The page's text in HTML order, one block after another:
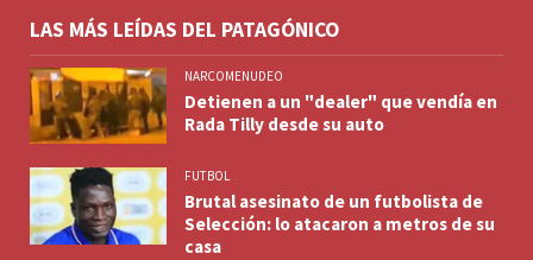
LAS MÁS LEÍDAS DEL PATAGÓNICO
NARCOMENUDEO
Detienen a un "dealer" que vendía en
Rada Tilly desde su auto
FUTBOL
Brutal asesinato de un futbolista de
Selección: lo atacaron a metros de su
casa